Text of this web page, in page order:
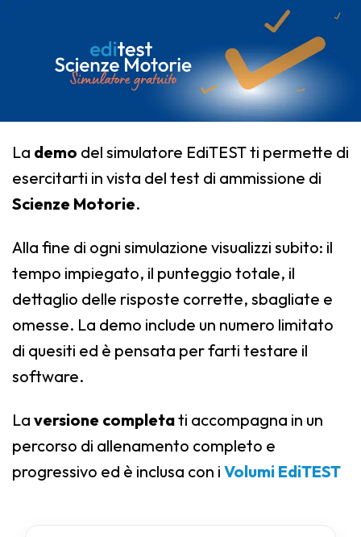
La demo del simulatore EdiTEST ti permette di
esercitarti in vista del test di ammissione di
Scienze Motorie.
Alla fine di ogni simulazione visualizzi subito: il
tempo impiegato, il punteggio totale, il
dettaglio delle risposte corrette, sbagliate e
omesse. La demo include un numero limitato
di quesiti ed è pensata per farti testare il
software.
La versione completati accompagna in un
percorso di allenamento completo e
progressivo ed è inclusa con i Volumi EdiTEST